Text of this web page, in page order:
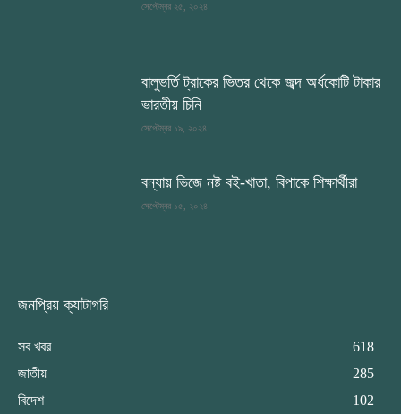
সেপ্টেম্বর ২৫, ২০২৪
বালুভর্তি ট্রাকের ভিতর থেকে জব্দ অর্ধকোটি টাকার
ভারতীয় চিনি
সেপ্টেম্বর ১৯, ২০২৪
বন্যায় ভিজে নষ্ট বই-খাতা, বিপাকে শিক্ষার্থীরা
সেপ্টেম্বর ১৫, ২০২৪
জনপ্রিয় ক্যাটাগরি
সব খবর
618
জাতীয়
285
বিদেশ
102